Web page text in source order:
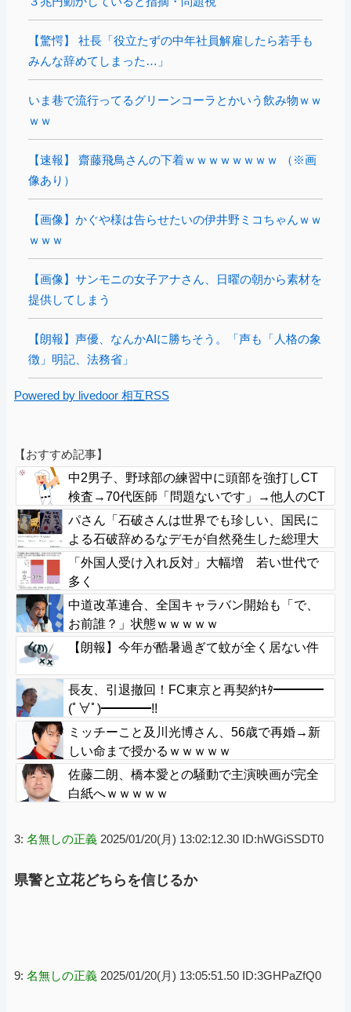
【驚愕】 社長「役立たずの中年社員解雇したら若手も
みんな辞めてしまった…」
いま巷で流行ってるグリーンコーラとかいう飲み物ｗｗ
ｗｗ
【速報】 齋藤飛鳥さんの下着ｗｗｗｗｗｗｗｗ （※画
像あり）
【画像】かぐや様は告らせたいの伊井野ミコちゃんｗｗ
ｗｗｗ
【画像】サンモニの女子アナさん、日曜の朝から素材を
提供してしまう
【朗報】声優、なんかAIに勝ちそう。「声も「人格の象
徴」明記、法務省」
Powered by livedoor 相互RSS
【おすすめ記事】
中2男子、野球部の練習中に頭部を強打しCT
検査→70代医師「問題ないです」→他人のCT
画像で中学生死亡
パさん「石破さんは世界でも珍しい、国民に
よる石破辞めるなデモが自然発生した総理大
臣です」
「外国人受け入れ反対」大幅増 若い世代で
多く
中道改革連合、全国キャラバン開始も「で、
お前誰？」状態ｗｗｗｗｗ
【朗報】今年が酷暑過ぎて蚊が全く居ない件
長友、引退撤回！FC東京と再契約ｷﾀ━━━━
(ﾟ∀ﾟ)━━━━!!
ミッチーこと及川光博さん、56歳で再婚→新
しい命まで授かるｗｗｗｗｗ
佐藤二朗、橋本愛との騒動で主演映画が完全
白紙へｗｗｗｗｗ
3: 名無しの正義 2025/01/20(月) 13:02:12.30 ID:hWGiSSDT0
県警と立花どちらを信じるか
9: 名無しの正義 2025/01/20(月) 13:05:51.50 ID:3GHPaZfQ0